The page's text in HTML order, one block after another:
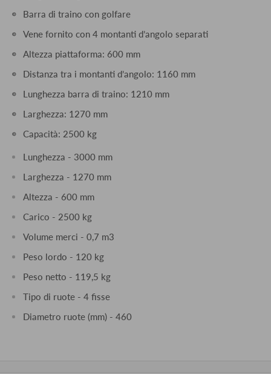
Barra di traino con golfare
Vene fornito con 4 montanti d’angolo separati
Altezza piattaforma: 600 mm
Distanza tra i montanti d’angolo: 1160 mm
Lunghezza barra di traino: 1210 mm
Larghezza: 1270 mm
Capacità: 2500 kg
Lunghezza - 3000 mm
Larghezza - 1270 mm
Altezza - 600 mm
Carico - 2500 kg
Volume merci - 0,7 m3
Peso lordo - 120 kg
Peso netto - 119,5 kg
Tipo di ruote - 4 fisse
Diametro ruote (mm) - 460